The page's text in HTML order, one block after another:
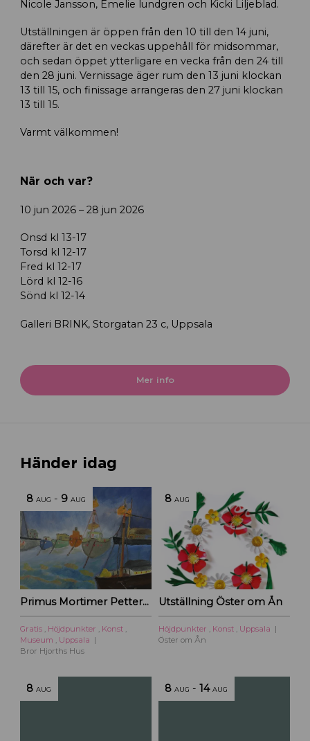
Nicole Jansson, Emelie lundgren och Kicki Liljeblad.
Utställningen är öppen från den 10 till den 14 juni,
därefter är det en veckas uppehåll för midsommar,
och sedan öppet ytterligare en vecka från den 24 till
den 28 juni. Vernissage äger rum den 13 juni klockan
13 till 15, och finissage arrangeras den 27 juni klockan
13 till 15.
Varmt välkommen!
När och var?
10 jun 2026 – 28 jun 2026
Onsd kl 13-17
Torsd kl 12-17
Fred kl 12-17
Lörd kl 12-16
Sönd kl 12-14
Galleri BRINK, Storgatan 23 c, Uppsala
Mer info
Händer idag
8 AUG - 9 AUG
Primus Mortimer Pettersson
Gratis , Höjdpunkter , Konst ,
Museum , Uppsala
Bror Hjorths Hus
8 AUG
Utställning Öster om Ån
Höjdpunkter , Konst , Uppsala
Öster om Ån
8 AUG 8 AUG -14 AUG